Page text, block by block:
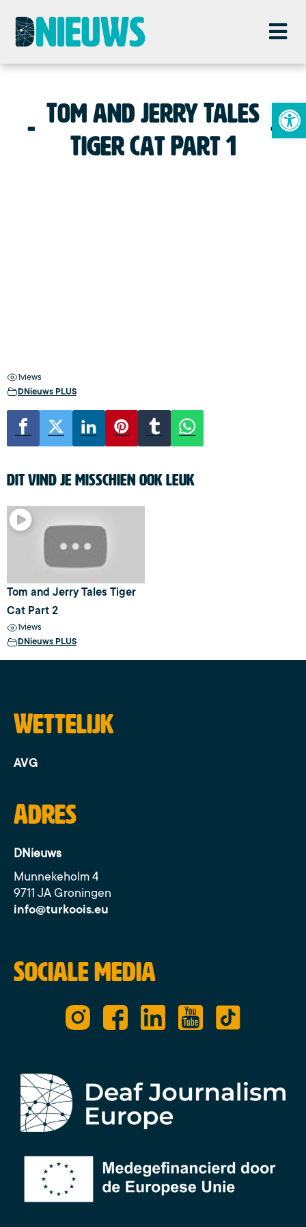
Tom and Jerry Tales
Tiger Cat Part 1
1views
DNieuws PLUS
Dit vind je misschien ook leuk
Tom and Jerry Tales Tiger
Cat Part 2
1views
DNieuws PLUS
Wettelijk
AVG
Adres
DNieuws
Munnekeholm 4
9711 JA Groningen
info@turkoois.eu
Sociale media